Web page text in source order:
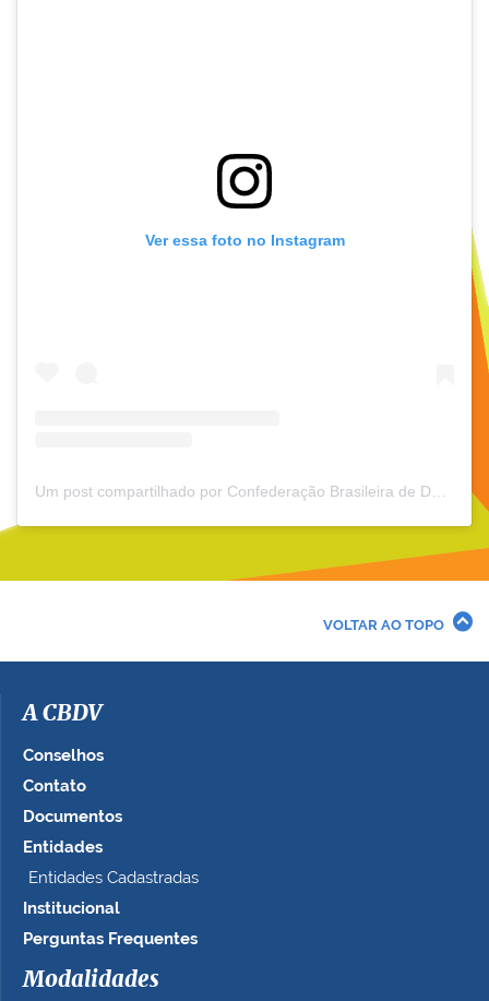
Ver essa foto no Instagram
Um post compartilhado por Confederação Brasileira de Desportos de Deficientes Visuais (@cbdvoficial)
VOLTAR AO TOPO
A CBDV
Conselhos
Contato
Documentos
Entidades
Entidades Cadastradas
Institucional
Perguntas Frequentes
Modalidades